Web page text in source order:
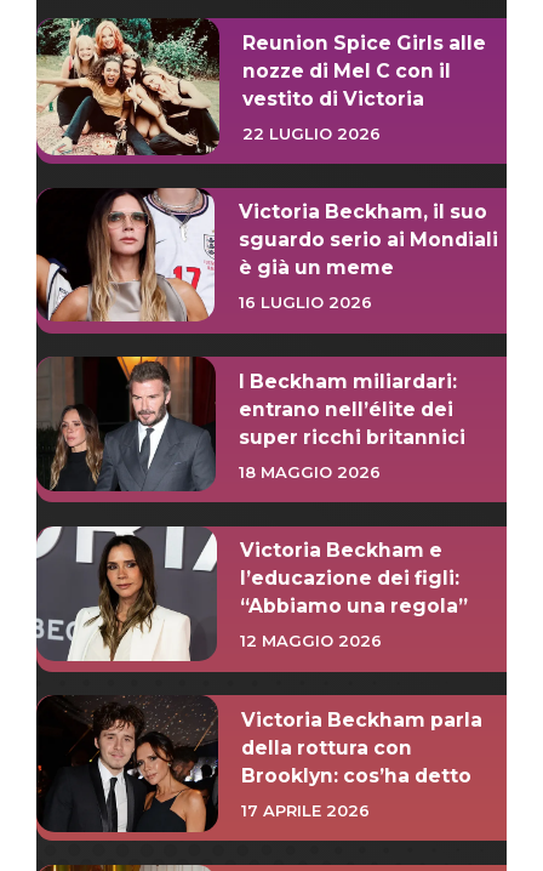
Reunion Spice Girls alle
nozze di Mel C con il
vestito di Victoria
22 LUGLIO 2026
Victoria Beckham, il suo
sguardo serio ai Mondiali
è già un meme
16 LUGLIO 2026
I Beckham miliardari:
entrano nell’élite dei
super ricchi britannici
18 MAGGIO 2026
Victoria Beckham e
l’educazione dei figli:
“Abbiamo una regola”
12 MAGGIO 2026
Victoria Beckham parla
della rottura con
Brooklyn: cos’ha detto
17 APRILE 2026